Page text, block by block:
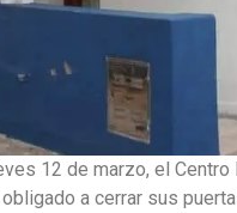
12 de marzo, el Centro
a cerrar sus